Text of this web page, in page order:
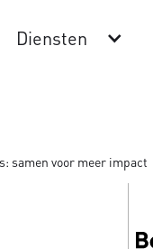
Diensten
samen voor meer impact